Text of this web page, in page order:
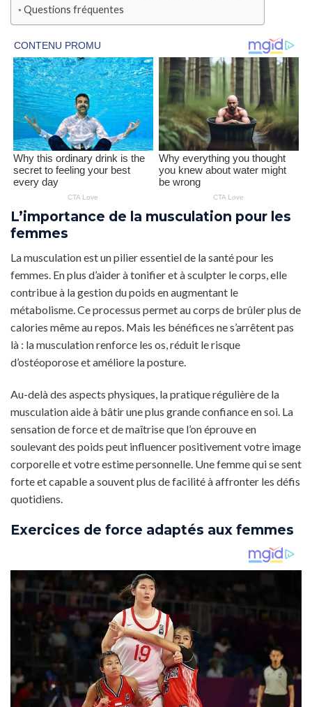
Questions fréquentes
L’importance de la musculation pour les
femmes
La musculation est un pilier essentiel de la santé pour les
femmes. En plus d’aider à tonifier et à sculpter le corps, elle
contribue à la gestion du poids en augmentant le
métabolisme. Ce processus permet au corps de brûler plus de
calories même au repos. Mais les bénéfices ne s’arrêtent pas
là : la musculation renforce les os, réduit le risque
d’ostéoporose et améliore la posture.
Au-delà des aspects physiques, la pratique régulière de la
musculation aide à bâtir une plus grande confiance en soi. La
sensation de force et de maîtrise que l’on éprouve en
soulevant des poids peut influencer positivement votre image
corporelle et votre estime personnelle. Une femme qui se sent
forte et capable a souvent plus de facilité à affronter les défis
quotidiens.
Exercices de force adaptés aux femmes